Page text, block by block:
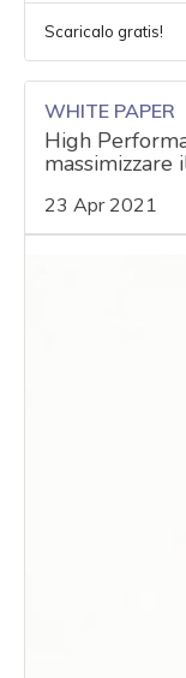
Scaricalo gratis!
WHITE PAPER
High
23 Apr 2021